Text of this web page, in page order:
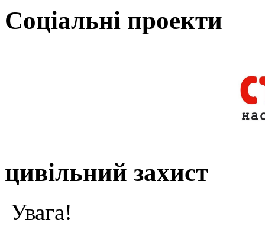
Соціальні проекти
цивільний захист
Увага!